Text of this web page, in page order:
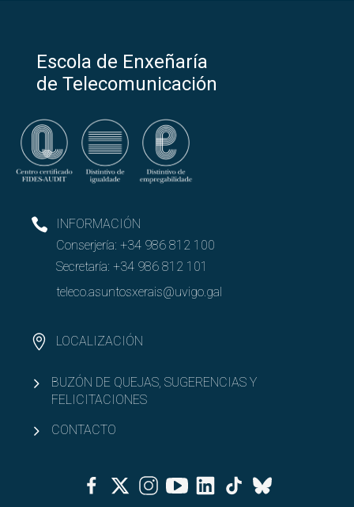
Escola de Enxeñaría
de Telecomunicación
INFORMACIÓN
Conserjería: +34 986 812 100
Secretaría: +34 986 812 101
teleco.asuntosxerais@uvigo.gal
LOCALIZACIÓN
BUZÓN DE QUEJAS, SUGERENCIAS Y
FELICITACIONES
CONTACTO
FacebookTwitterInstagramYoutubeLinkedinTiktok
Bluesky